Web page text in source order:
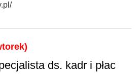
ds. kadr i płac